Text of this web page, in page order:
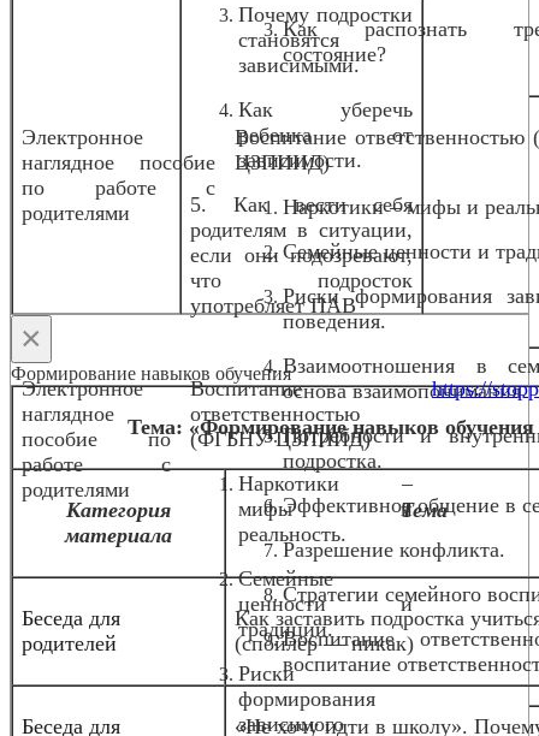
Как распознать
состояние?
Электронное
наглядное пособие
по работе с
родителями
Воспитание
ЦЗПИИД)
Наркотики – мифы и
Семейные ценности и
Риски формирования
поведения.
Взаимоотношения в
основа взаимопонимания.
Потребности и
подростка.
Эффективное общение в
Разрешение конфликта.
Стратегии семейного
Воспитание
воспитание
Почему подростки
становятся
зависимыми.
Как уберечь
ребенка от
зависимости.
5. Как вести себя
родителям в ситуации,
если они подозревают,
что подросток
употребляет ПАВ
Электронное
наглядное
пособие по
работе с
родителями
Воспитание
ответственностью
(ФГБНУ ЦЗПИИД)
Наркотики –
мифы и
реальность.
Семейные
ценности и
традиции.
Риски
формирования
зависимого
https://
×
Формирование навыков обучения
Тема: «Формирование навыков
Категория
материала
Тема
Беседа для
родителей
Как заставить подростка
(спойлер — никак)
Беседа для «Не хочу идти в школу».